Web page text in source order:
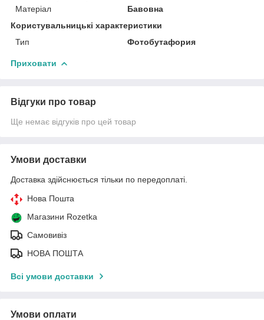
Матеріал
Бавовна
Користувальницькі характеристики
Тип
Фотобутафория
Приховати
Відгуки про товар
Ще немає відгуків про цей товар
Умови доставки
Доставка здійснюється тільки по передоплаті.
Нова Пошта
Магазини Rozetka
Самовивіз
НОВА ПОШТА
Всі умови доставки
Умови оплати